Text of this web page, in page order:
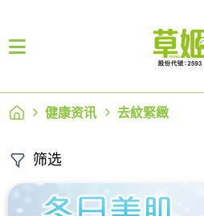
健康资讯 去紋緊緻
筛选